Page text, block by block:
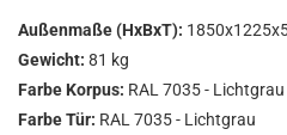
Außenmaße (HxBxT):
Gewicht: 81 kg
Farbe Korpus: RAL 7035 - Lichtgrau
Farbe Tür: RAL 7035 - Lichtgrau